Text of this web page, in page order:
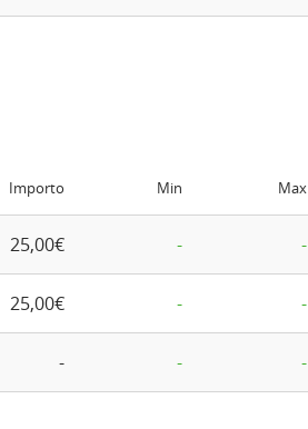
Importo Min Max
25,00€ - -
25,00€ - -
- - -